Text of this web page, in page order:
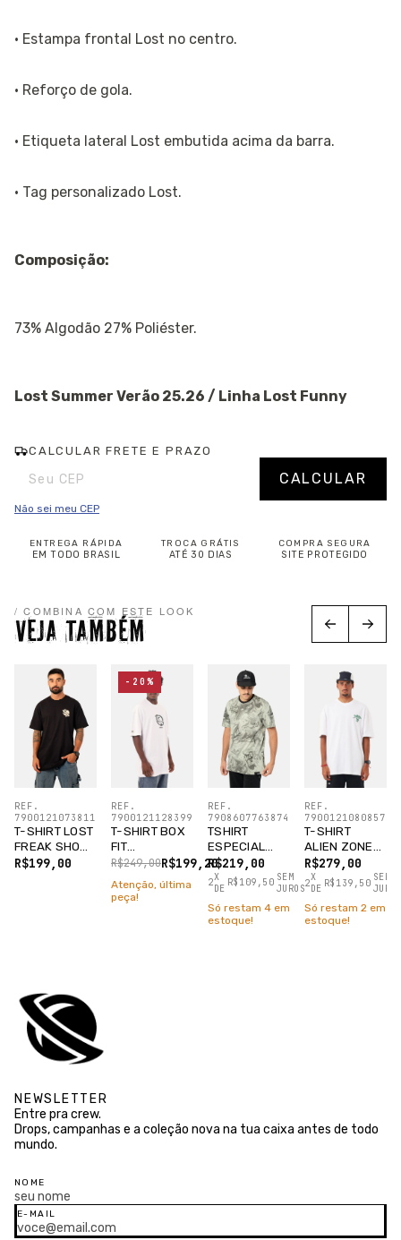
· Estampa frontal Lost no centro.
· Reforço de gola.
· Etiqueta lateral Lost embutida acima da barra.
· Tag personalizado Lost.
Composição:
73% Algodão 27% Poliéster.
Lost Summer Verão 25.26 / Linha Lost Funny
CALCULAR FRETE E PRAZO
Entregas para o CEP: Alterar CEP
CALCULAR
Não sei meu CEP
ENTREGA RÁPIDA
EM TODO BRASIL
TROCA GRÁTIS
ATÉ 30 DIAS
COMPRA SEGURA
SITE PROTEGIDO
/ COMBINA COM ESTE LOOK
VEJA TAMBÉM
T-SHIRT LOST
FREAK SHOW
PRETO
R$199,00
REF.
7900121073811
T-SHIRT BOX
FIT
MOTORCYCLE
BRANCO
R$199,20
R$249,00
REF.
7900121128399
-20%
Atenção, última
peça!
TSHIRT
ESPECIAL
OPTICAL 2.0
VERDE OLIVA
R$219,00
2X
DE R$109,50 SEM
JUROS
REF.
7908607763874
Só restam 4 em
estoque!
T-SHIRT
ALIEN ZONE
BRANCO
R$279,00
2X
DE R$139,50 SEM
REF.
7900121080857
Só restam 2 em
estoque!
NEWSLETTER
Entre pra crew.
Drops, campanhas e a coleção nova na tua caixa antes de todo
mundo.
NOME
E-MAIL